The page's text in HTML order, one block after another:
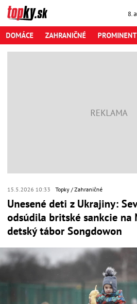
8.
DOMÁCE ZAHRANIČNÉ
15.5.2026 10:33 Topky Zahraničné
Unesené deti z Ukrajiny:
odsúdila britské sankcie na
detský tábor Songdowon